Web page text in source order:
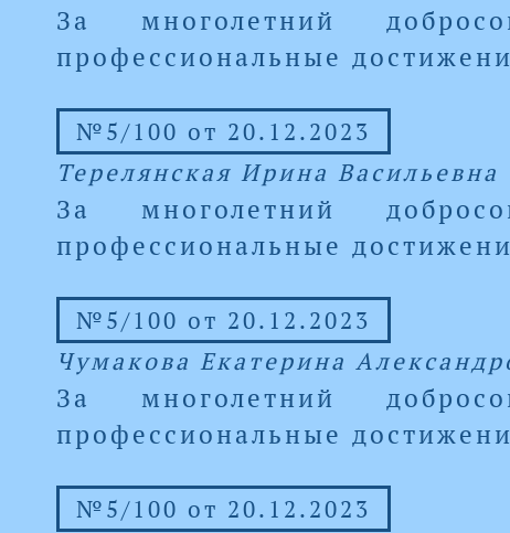
За многолетний
профессиональные
№5/100 от 20.12.2023
Терелянская Ирина Васильевна
За многолетний
профессиональные
№5/100 от 20.12.2023
Чумакова Екатерина
За многолетний
профессиональные
№5/100 от 20.12.2023